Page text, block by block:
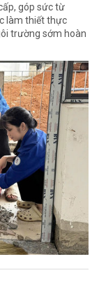
góp sức từ
làm thiết thực
trường sớm hoàn